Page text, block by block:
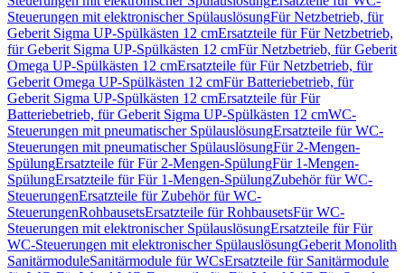
Steuerungen mit elektronischer SpülauslösungFür Netzbetrieb, für
Geberit Sigma UP-Spülkästen 12 cmErsatzteile für Für Netzbetrieb,
für Geberit Sigma UP-Spülkästen 12 cmFür Netzbetrieb, für Geberit
Omega UP-Spülkästen 12 cmErsatzteile für Für Netzbetrieb, für
Geberit Omega UP-Spülkästen 12 cmFür Batteriebetrieb, für
Geberit Sigma UP-Spülkästen 12 cmErsatzteile für Für
Batteriebetrieb, für Geberit Sigma UP-Spülkästen 12 cmWC-
Steuerungen mit pneumatischer SpülauslösungErsatzteile für WC-
Steuerungen mit pneumatischer SpülauslösungFür 2-Mengen-
SpülungErsatzteile für Für 2-Mengen-SpülungFür 1-Mengen-
SpülungErsatzteile für Für 1-Mengen-SpülungZubehör für WC-
SteuerungenErsatzteile für Zubehör für WC-
SteuerungenRohbausetsErsatzteile für RohbausetsFür WC-
Steuerungen mit elektronischer SpülauslösungErsatzteile für Für
WC-Steuerungen mit elektronischer SpülauslösungGeberit Monolith
SanitärmoduleSanitärmodule für WCsErsatzteile für Sanitärmodule